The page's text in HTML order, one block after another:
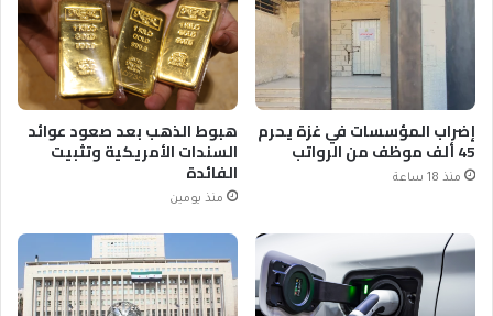
إضراب المؤسسات في غزة يحرم
45 ألف موظف من الرواتب
منذ 18 ساعة
هبوط الذهب بعد صعود عوائد
السندات الأمريكية وتثبيت
الفائدة
منذ يومين